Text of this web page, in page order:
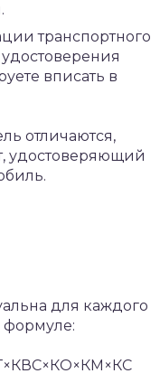
транспортного
вписать в
отличаются,
удостоверяющий
для каждого
формуле: